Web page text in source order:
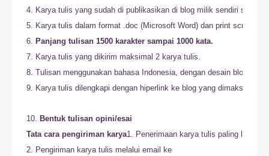
4. Karya tulis yang sudah di publikasikan di blog milik sendiri
5. Karya tulis dalam format .doc (Microsoft Word) dan print screen
6. Panjang tulisan 1500 karakter sampai 1000 kata.
7. Karya tulis yang dikirim maksimal 2 karya tulis.
8. Tulisan menggunakan bahasa Indonesia, dengan desain blog
9. Karya tulis dilengkapi dengan hiperlink ke blog yang dimaksud
10. Bentuk tulisan opini/esai
Tata cara pengiriman karya1. Penerimaan karya tulis paling lambat
2. Pengiriman karya tulis melalui email ke